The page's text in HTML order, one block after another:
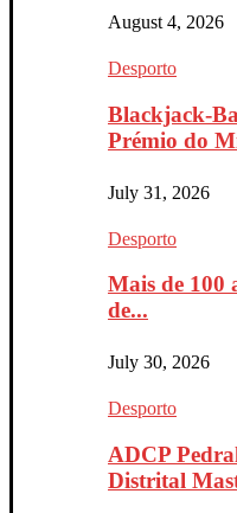
August 4, 2026
Desporto
Blackjack-
Prémio do
July 31, 2026
Desporto
Mais de 100
de...
July 30, 2026
Desporto
ADCP
Distrital